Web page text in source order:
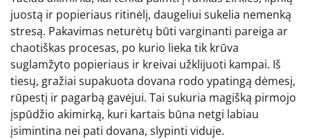
juostą ir popieriaus ritinėlį, daugeliui sukelia nemenką
stresą. Pakavimas neturėtų būti varginanti pareiga ar
chaotiškas procesas, po kurio lieka tik krūva
suglamžyto popieriaus ir kreivai užklijuoti kampai. Iš
tiesų, gražiai supakuota dovana rodo ypatingą dėmesį,
rūpestį ir pagarbą gavėjui. Tai sukuria magišką pirmojo
įspūdžio akimirką, kuri kartais būna netgi labiau
įsimintina nei pati dovana, slypinti viduje.